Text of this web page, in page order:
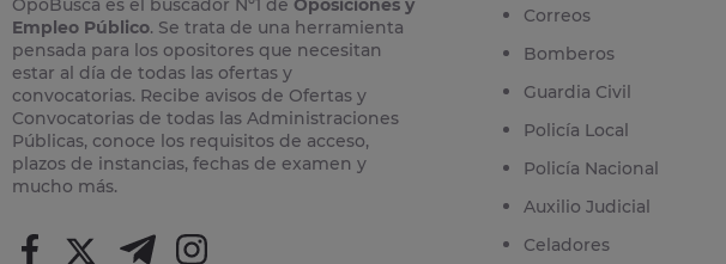
OpoBusca es el buscador Nº1 de Oposiciones y
Empleo Público. Se trata de una herramienta
pensada para los opositores que necesitan
estar al día de todas las ofertas y
convocatorias. Recibe avisos de Ofertas y
Convocatorias de todas las Administraciones
Públicas, conoce los requisitos de acceso,
plazos de instancias, fechas de examen y
mucho más.
Correos
Bomberos
Guardia Civil
Policía Local
Policía Nacional
Auxilio Judicial
Celadores